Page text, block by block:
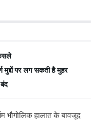
पर लग सकती है मुहर
भौगोलिक हालात के बावजूद